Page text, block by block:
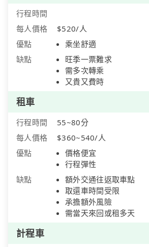
行程時間
每人價格
$520/人
優點
乘坐舒適
缺點
旺季一票難求
需多次轉乘
又貴又費時
租車
行程時間
55~80分
每人價格
$360~540/人
優點
價格便宜
行程彈性
缺點
額外交通往返取車點
取還車時間受限
承擔額外風險
需當天來回或租多天
計程車